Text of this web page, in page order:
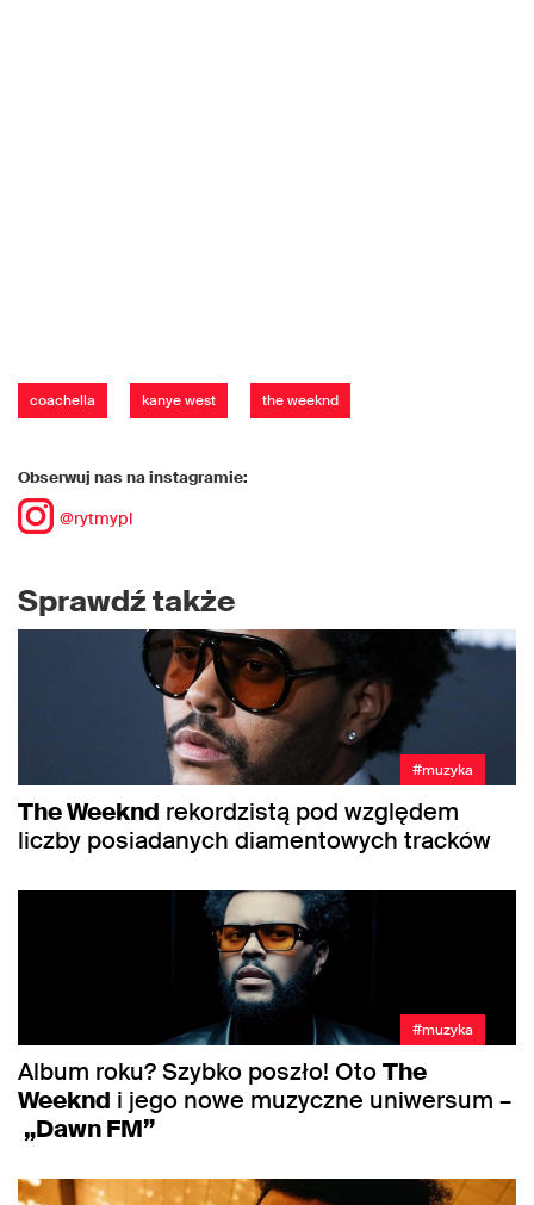
coachella kanye west the weeknd
Obserwuj nas na instagramie:
@rytmypl
Sprawdź także
#muzyka
The Weeknd rekordzistą pod względem
liczby posiadanych diamentowych tracków
#muzyka
Album roku? Szybko poszło! OtoThe
Weeknd i jego nowe muzyczne uniwersum –
„Dawn FM”